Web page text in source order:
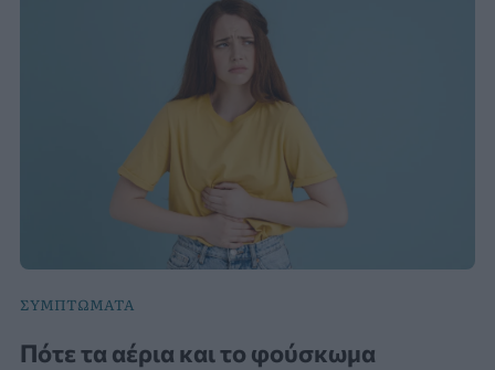
ΣΥΜΠΤΩΜΑΤΑ
Πότε τα αέρια και το φούσκωμα